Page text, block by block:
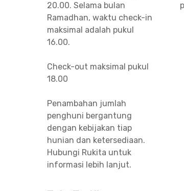
20.00. Selama bulan
Ramadhan, waktu check-in
maksimal adalah pukul
16.00.
Check-out maksimal pukul
18.00
Penambahan jumlah
penghuni bergantung
dengan kebijakan tiap
hunian dan ketersediaan.
Hubungi Rukita untuk
informasi lebih lanjut.